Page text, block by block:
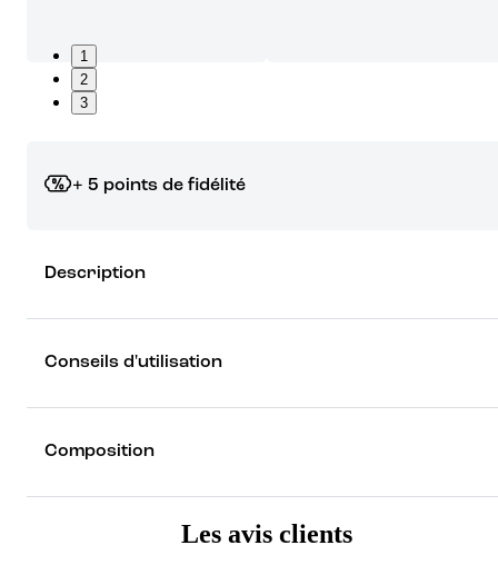
1
2
3
+ 5 points de fidélité
rêver !
Découvrez les récompenses
Description
Conseils d'utilisation
Composition
Les avis clients